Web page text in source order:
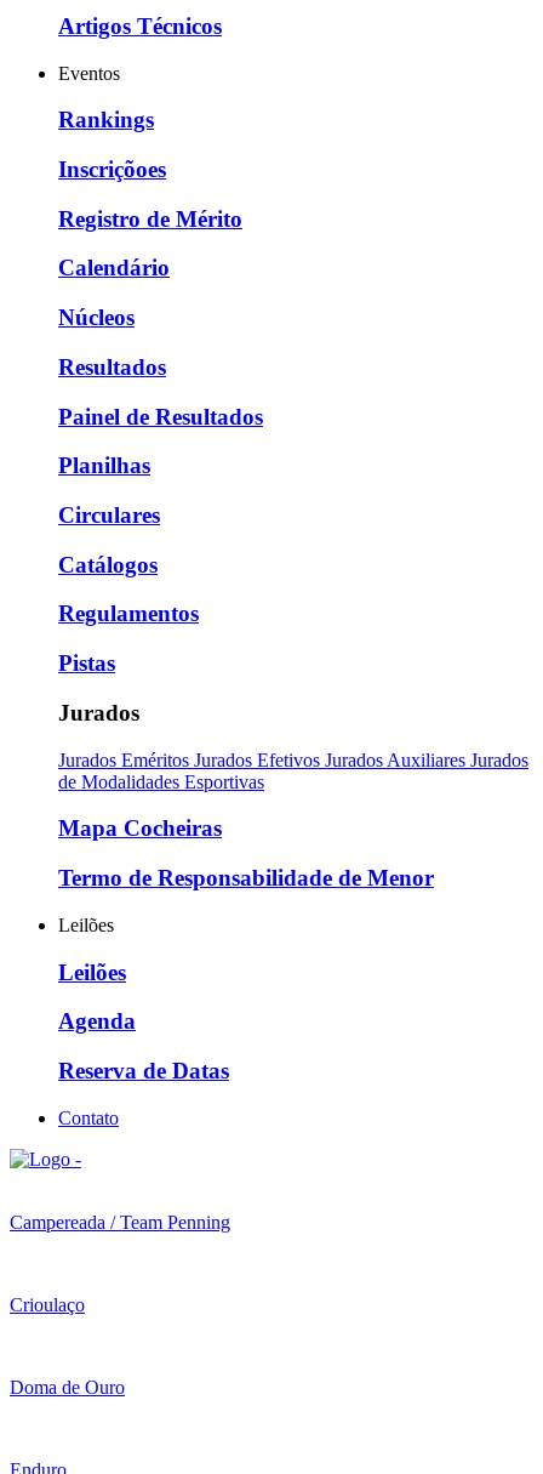
Artigos Técnicos
Eventos
Rankings
Inscriçõoes
Registro de Mérito
Calendário
Núcleos
Resultados
Painel de Resultados
Planilhas
Circulares
Catálogos
Regulamentos
Pistas
Jurados
Jurados Eméritos Jurados Efetivos Jurados Auxiliares Jurados
de Modalidades Esportivas
Mapa Cocheiras
Termo de Responsabilidade de Menor
Leilões
Leilões
Agenda
Reserva de Datas
Contato
Campereada / Team Penning
Crioulaço
Doma de Ouro
Enduro